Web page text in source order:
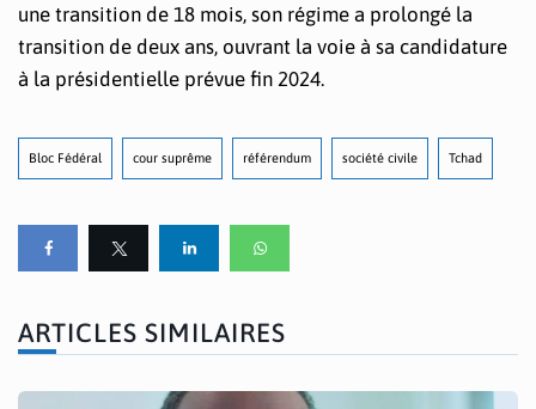
une transition de 18 mois, son régime a prolongé la
transition de deux ans, ouvrant la voie à sa candidature
à la présidentielle prévue fin 2024.
Bloc Fédéral cour suprême référendum société civile Tchad
ARTICLES SIMILAIRES